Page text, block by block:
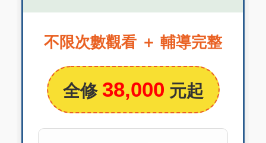
不限次數觀看 ＋ 輔導完整
全修 38,000 元起